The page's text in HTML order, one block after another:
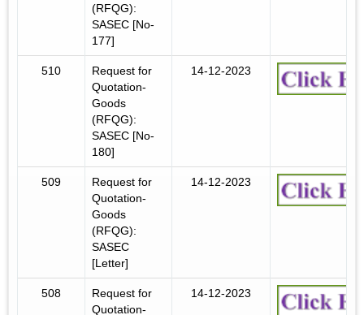
(RFQG):
SASEC [No-
177]
510
Request for
Quotation-
Goods
(RFQG):
SASEC [No-
180]
14-12-2023
509
Request for
Quotation-
Goods
(RFQG):
SASEC
[Letter]
14-12-2023
508
Request for
Quotation-
14-12-2023